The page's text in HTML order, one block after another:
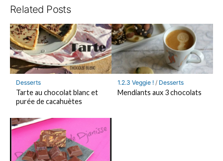
Related Posts
Desserts
Tarte au chocolat blanc et
purée de cacahuètes
1.2.3 Veggie !/ Desserts
Mendiants aux 3 chocolats